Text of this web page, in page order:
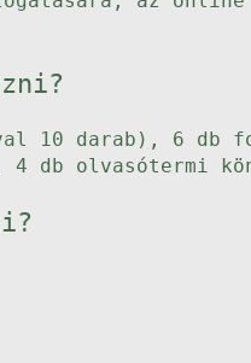
10 darab), 6
db olvasótermi